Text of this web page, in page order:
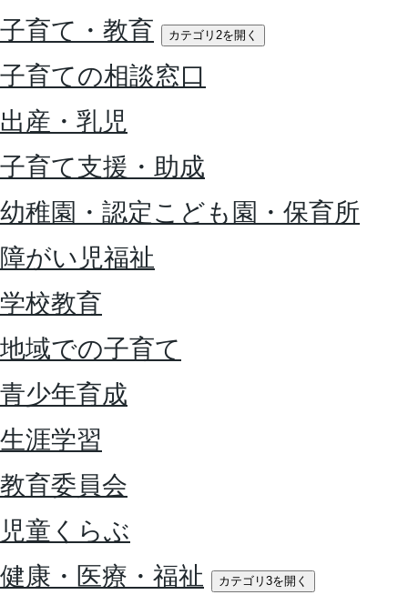
子育て・教育
カテゴリ2を開く
子育ての相談窓口
出産・乳児
子育て支援・助成
幼稚園・認定こども園・保育所
障がい児福祉
学校教育
地域での子育て
青少年育成
生涯学習
教育委員会
児童くらぶ
健康・医療・福祉
カテゴリ3を開く